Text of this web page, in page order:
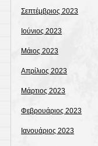
Σεπτέμβριος 2023
Ιούνιος 2023
Μάιος 2023
Απρίλιος 2023
Μάρτιος 2023
Φεβρουάριος 2023
Ιανουάριος 2023